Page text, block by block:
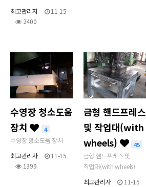
최고관리자
11-15
2400
수영장 청소도움
장치
4
수영장 청소도움 장치
최고관리자
11-15
1399
금형 핸드프레스
및 작업대(with
wheels)
45
금형 핸드프레스 및
작업대(with wheels)
최고관리자
11-15